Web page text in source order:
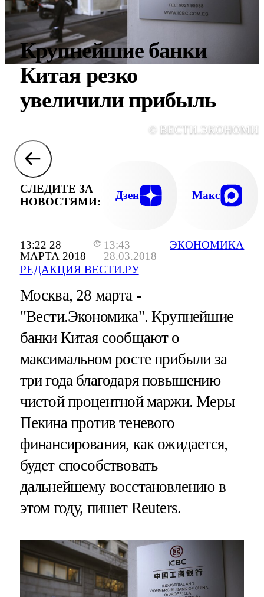
13:22 28
МАРТА 2018
13:43
28.03.2018
РЕДАКЦИЯ ВЕСТИ.РУ
ЭКОНОМИКА
Крупнейшие банки
Китая резко
увеличили прибыль
©
СЛЕДИТЕ ЗА
НОВОСТЯМИ:
Дзен Макс
Москва, 28 марта -
"Вести.Экономика".Крупнейшие
банки Китая сообщают о
максимальном росте прибыли за
три года благодаря повышению
чистой процентной маржи. Меры
Пекина против теневого
финансирования, как ожидается,
будет способствовать
дальнейшему восстановлению в
этом году, пишет Reuters.